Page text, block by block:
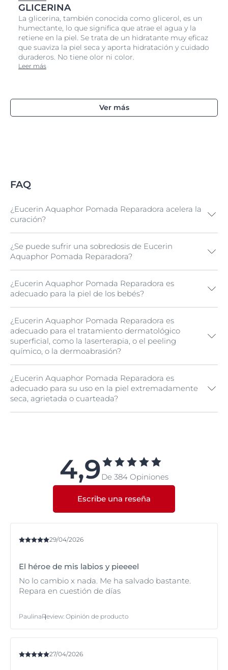
GLICERINA
La glicerina, también conocida como glicerol, es un
humectante, lo que significa que atrae el agua y la
retiene en la piel. Se trata de un hidratante muy eficaz
que suaviza la piel seca y aporta hidratación y cuidado
duraderos. No tiene olor ni color.
Leer más
Ver más
FAQ
¿Eucerin Aquaphor Pomada Reparadora acelera la
curación?
Sí, tiene una capacidad clínicamente comprobada
para acelerar la regeneración de la piel.
¿Se puede sufrir una sobredosis de Eucerin
Aquaphor Pomada Reparadora?
No; es un producto para el cuidado tópico de la piel y
no es posible sufrir una sobredosis. Sin embargo,
recomendamos no aplicar demasiada, ya que la piel
sólo puede requerir cierta cantidad (que varía según el
estado de la piel).
¿Eucerin Aquaphor Pomada Reparadora es
adecuado para la piel de los bebés?
Sí, es lo bastante suave como para utilizarla en la piel
de los bebés, y es excelente para calmar las irritaciones
del pañal.
¿Eucerin Aquaphor Pomada Reparadora es
adecuado para el tratamiento dermatológico
superficial, como la laserterapia, o el peeling
químico, o la dermoabrasión?
Si, tiene una efectividad clínicamente probada para
suavizar y curar la piel que se ha sometido
recientemente a un tratamiento dermatológico
superficial, como la laserterapia, un peeling químico o
¿Eucerin Aquaphor Pomada Reparadora es
adecuado para su uso en la piel extremadamente
seca, agrietada o cuarteada?
4,9De 384 Opiniones
Escribe una reseña
29/04/2026
El héroe de mis labios y pieeeel
No lo cambio x nada. Me ha salvado bastante.
Repara en cuestión de días
PaulinaReview: Opinión de producto
27/04/2026